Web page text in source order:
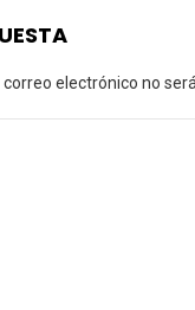
electrónico no